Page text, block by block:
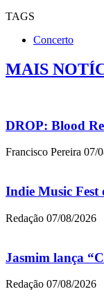
TAGS
Concerto
MAIS
DROP: Blood
Francisco Pereira 07/
Indie Music Fest
Redação 07/08/2026
Jasmim lança
Redação 07/08/2026